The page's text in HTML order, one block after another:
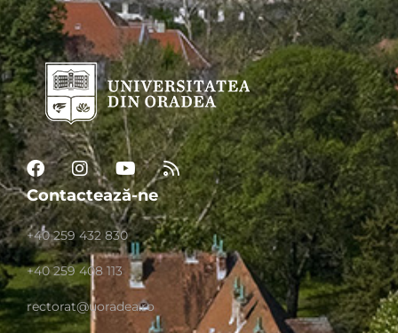
Contactează-ne
+40 259 432 830
+40 259 408 113
rectorat@uoradea.ro